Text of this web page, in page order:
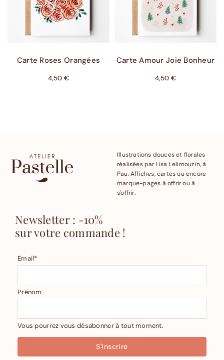
Ajouter Au Panier
Carte Roses Orangées
4,50€
Ajouter Au Panier
Carte Amour Joie Bonheur
4,50€
Illustrations douces et florales
réalisées par Lisa Lelimouzin, à
Pau. Affiches, cartes ou encore
marque-pages à offrir ou à
s'offrir.
Newsletter : -10%
sur votre commande !
Email*
Prénom
Vous pourrez vous désabonner à tout moment.